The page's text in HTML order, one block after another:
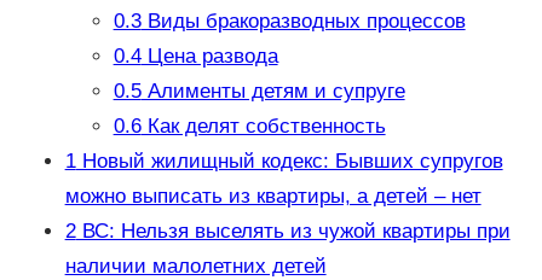
0.3Виды бракоразводных процессов
0.4Цена развода
0.5Алименты детям и супруге
0.6Как делят собственность
1Новый жилищный кодекс: Бывших супругов
можно выписать из квартиры, а детей – нет
2ВС: Нельзя выселять из чужой квартиры при
наличии малолетних детей